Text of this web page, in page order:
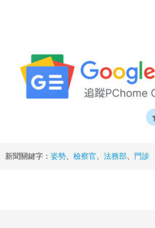
新聞關鍵字： 姿勢 檢察官 法務部 門診